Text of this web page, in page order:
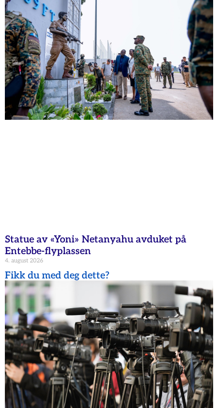
Statue av «Yoni» Netanyahu avduket på
Entebbe-flyplassen
4. august 2026
Fikk du med deg dette?